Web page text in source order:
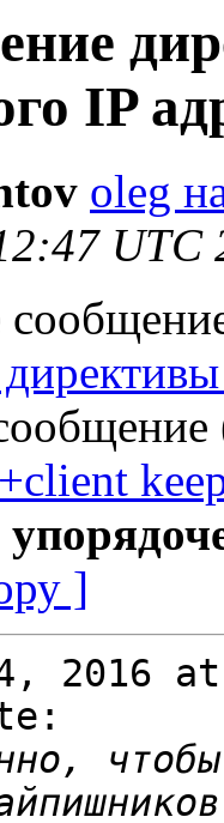
IP
oleg
UTC
]
2016